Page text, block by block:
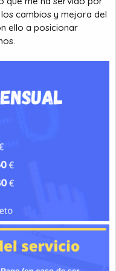
cambios y mejora del
ello a posicionar